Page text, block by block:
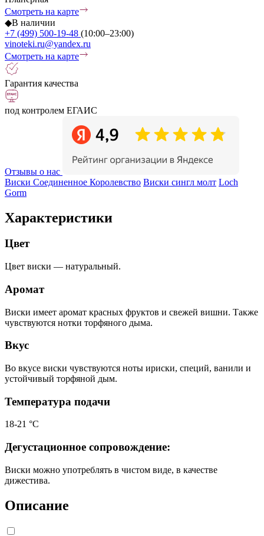
Смотреть на карте
◆В наличии
+7 (499) 500-19-48 (10:00–23:00)
vinoteki.ru@yandex.ru
Смотреть на карте
Гарантия качества
под контролем ЕГАИС
Отзывы о нас
Виски Соединенное Королевство Виски сингл молт Loch
Gorm
Характеристики
Цвет
Цвет виски — натуральный.
Аромат
Виски имеет аромат красных фруктов и свежей вишни. Также
чувствуются нотки торфяного дыма.
Вкус
Во вкусе виски чувствуются ноты ириски, специй, ванили и
устойчивый торфяной дым.
Температура подачи
18-21 °C
Дегустационное сопровождение:
Виски можно употреблять в чистом виде, в качестве
дижестива.
Описание